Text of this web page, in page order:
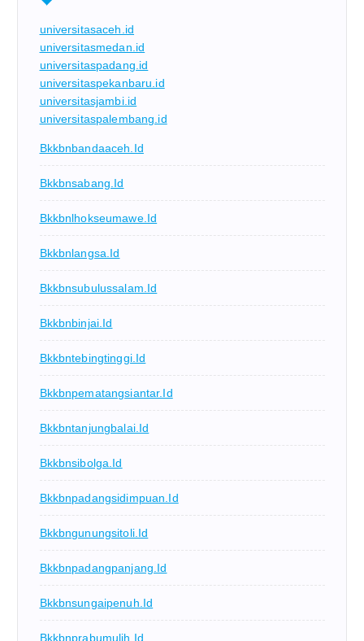
universitasaceh.id
universitasmedan.id
universitaspadang.id
universitaspekanbaru.id
universitasjambi.id
universitaspalembang.id
Bkkbnbandaaceh.id
Bkkbnsabang.id
Bkkbnlhokseumawe.id
Bkkbnlangsa.id
Bkkbnsubulussalam.id
Bkkbnbinjai.id
Bkkbntebingtinggi.id
Bkkbnpematangsiantar.id
Bkkbntanjungbalai.id
Bkkbnsibolga.id
Bkkbnpadangsidimpuan.id
Bkkbngunungsitoli.id
Bkkbnpadangpanjang.id
Bkkbnsungaipenuh.id
Bkkbnprabumulih.id